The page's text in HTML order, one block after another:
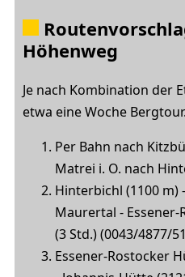
Höhenweg
Je nach Kombination der
etwa eine Woche Bergtour.
Per Bahn nach
Matrei i. O. nach
Hinterbichl (1100 m)
Maurertal -
(3 Std.) (0043/4877/
Essener-Rostocker